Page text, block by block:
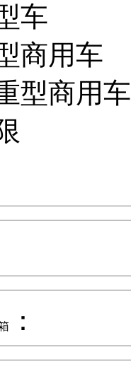
车
商用车
型商用车
：